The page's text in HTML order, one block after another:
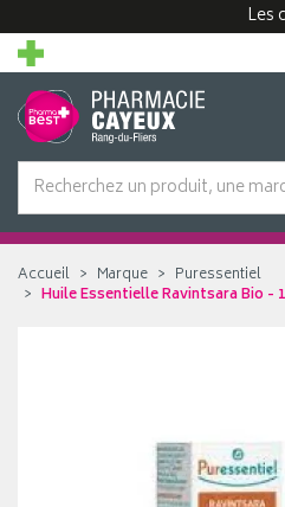
Les
Accueil Marque
Puressentiel
Huile Essentielle Ravintsara Bio -